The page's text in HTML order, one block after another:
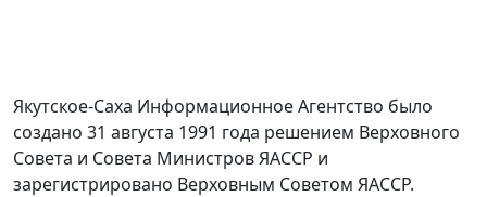
Якутское-Саха Информационное Агентство было
создано 31 августа 1991 года решением Верховного
Совета и Совета Министров ЯАССР и
зарегистрировано Верховным Советом ЯАССР.